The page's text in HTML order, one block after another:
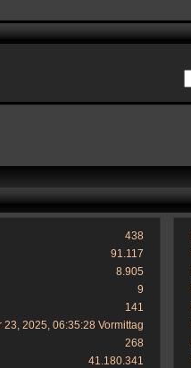
438
91.117
8.905
9
141
23, 2025, 06:35:28 Vormittag
268
41.180.341